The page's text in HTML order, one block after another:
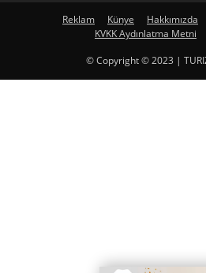
Reklam Künye Hakkımızda
KVKK Aydınlatma Metni
© Copyright © 2023 |